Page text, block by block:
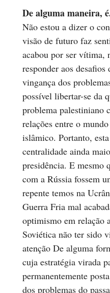
De alguma maneira,
Não estou a dizer o
visão de futuro faz
acabou por ser vítima,
responder aos
vingança dos
possível libertar-se da
problema palestiniano
relações entre o
islâmico. Portanto,
centralidade ainda
presidência. E mesmo
com a Rússia fossem
repente temos na
Guerra Fria mal
optimismo em relação
Soviética não ter sido
atenção De alguma
cuja estratégia virada
permanentemente
dos problemas do